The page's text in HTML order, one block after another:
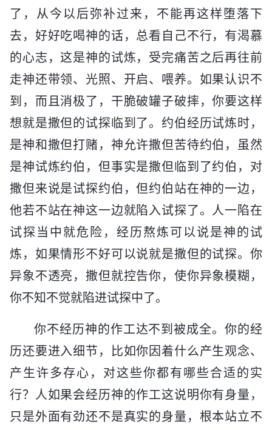
了，从今以后弥补过来，不能再这样堕落下
去，好好吃喝神的话，总看自己不行，有渴慕
的心志，这是神的试炼，受完痛苦之后再往前
走神还带领、光照、开启、喂养。如果认识不
到，而且消极了，干脆破罐子破摔，你要这样
想就是撒但的试探临到了。约伯经历试炼时，
是神和撒但打赌，神允许撒但苦待约伯，虽然
是神试炼约伯，但事实是撒但临到了约伯，对
撒但来说是试探约伯，但约伯站在神的一边，
他若不站在神这一边就陷入试探了。人一陷在
试探当中就危险，经历熬炼可以说是神的试
炼，如果情形不好可以说就是撒但的试探。你
异象不透亮，撒但就控告你，使你异象模糊，
你不知不觉就陷进试探中了。
你不经历神的作工达不到被成全。你的经
历还要进入细节，比如你因着什么产生观念、
产生许多存心，对这些你都有哪些合适的实
行？人如果会经历神的作工这说明你有身量，
只是外面有劲还不是真实的身量，根本站立不